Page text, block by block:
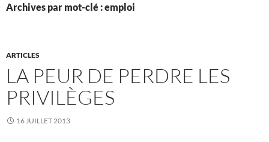
Archives par mot-clé : emploi
ARTICLES
LA PEUR DE PERDRE LES
PRIVILÈGES
16 JUILLET 2013